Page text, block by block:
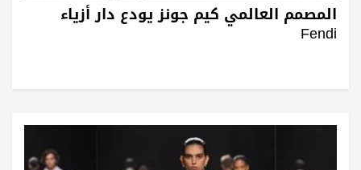
المصمم العالمي كيم جونز يودع دار أزياء
Fendi